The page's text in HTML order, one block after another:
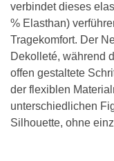
verbindet dieses
% Elasthan)
Tragekomfort. Der
Dekolleté, während
offen gestaltete
der flexiblen
unterschiedlichen
Silhouette, ohne